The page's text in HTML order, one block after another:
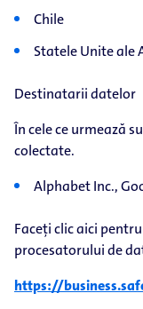
Chile
Statele Unite ale
Destinatarii datelor
În cele ce urmează
colectate.
Alphabet Inc.,
Faceți clic aici
procesatorului de
https://